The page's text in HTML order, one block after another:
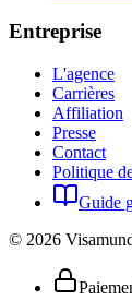
Entreprise
L'agence
Carrières
Affiliation
Presse
Contact
Politique
Guide
© 2026